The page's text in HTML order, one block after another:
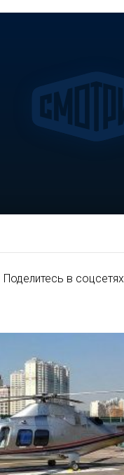
Поделитесь в соцсетях